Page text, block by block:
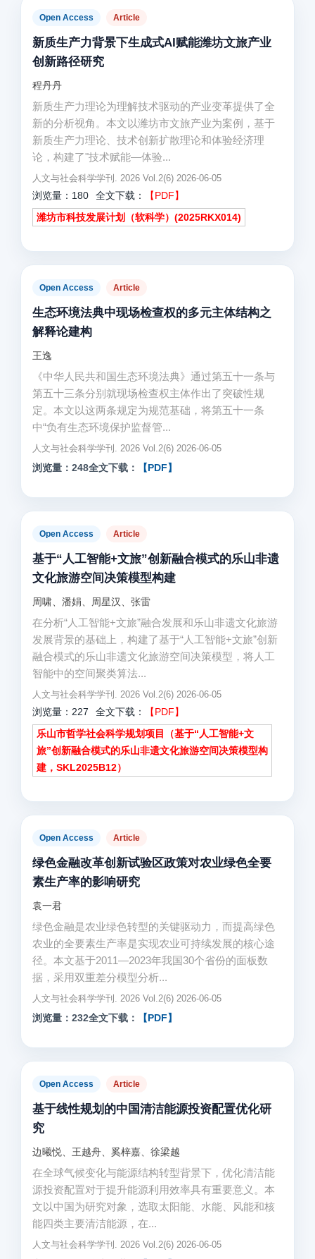
Open Access Article
新质生产力背景下生成式AI赋能潍坊文旅产业
创新路径研究
程丹丹
新质生产力理论为理解技术驱动的产业变革提供了全
新的分析视角。本文以潍坊市文旅产业为案例，基于
新质生产力理论、技术创新扩散理论和体验经济理
论，构建了"技术赋能—体验...
人文与社会科学学刊. 2026 Vol.2(6) 2026-06-05
浏览量：180 全文下载：
【PDF】
潍坊市科技发展计划（软科学）(2025RKX014)
Open Access Article
生态环境法典中现场检查权的多元主体结构之
解释论建构
王逸
《中华人民共和国生态环境法典》通过第五十一条与
第五十三条分别就现场检查权主体作出了突破性规
定。本文以这两条规定为规范基础，将第五十一条
中“负有生态环境保护监督管...
人文与社会科学学刊. 2026 Vol.2(6) 2026-06-05
浏览量：248全文下载： 【PDF】
Open Access Article
基于“人工智能+文旅”创新融合模式的乐山非遗
文化旅游空间决策模型构建
周啸、潘娟、周星汉、张雷
在分析“人工智能+文旅”融合发展和乐山非遗文化旅游
发展背景的基础上，构建了基于“人工智能+文旅”创新
融合模式的乐山非遗文化旅游空间决策模型，将人工
智能中的空间聚类算法...
人文与社会科学学刊. 2026 Vol.2(6) 2026-06-05
浏览量：227 全文下载：
【PDF】
乐山市哲学社会科学规划项目（基于“人工智能+文
旅”创新融合模式的乐山非遗文化旅游空间决策模型构
建，SKL2025B12）
Open Access Article
绿色金融改革创新试验区政策对农业绿色全要
素生产率的影响研究
袁一君
绿色金融是农业绿色转型的关键驱动力，而提高绿色
农业的全要素生产率是实现农业可持续发展的核心途
径。本文基于2011—2023年我国30个省份的面板数
据，采用双重差分模型分析...
人文与社会科学学刊. 2026 Vol.2(6) 2026-06-05
浏览量：232全文下载： 【PDF】
Open Access Article
基于线性规划的中国清洁能源投资配置优化研
究
边曦悦、王越舟、奚梓嘉、徐梁越
在全球气候变化与能源结构转型背景下，优化清洁能
源投资配置对于提升能源利用效率具有重要意义。本
文以中国为研究对象，选取太阳能、水能、风能和核
能四类主要清洁能源，在...
人文与社会科学学刊. 2026 Vol.2(6) 2026-06-05